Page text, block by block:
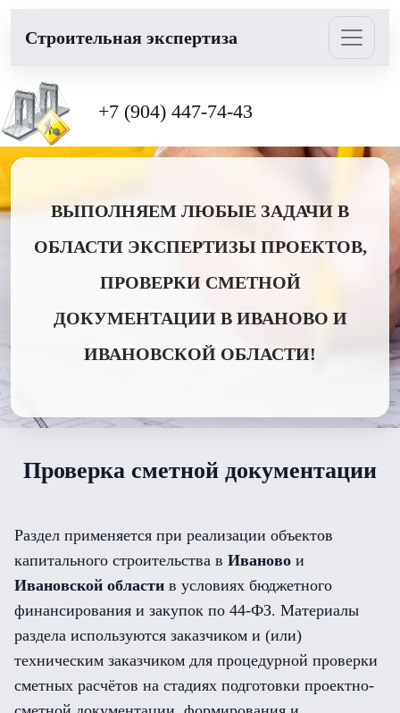
Cтроительная экспертиза
+7 (904) 447-74-43
ВЫПОЛНЯЕМ ЛЮБЫЕ ЗАДАЧИ В
ОБЛАСТИ ЭКСПЕРТИЗЫ ПРОЕКТОВ,
ПРОВЕРКИ СМЕТНОЙ
ДОКУМЕНТАЦИИ В ИВАНОВО И
ИВАНОВСКОЙ ОБЛАСТИ!
Проверка сметной документации
Раздел применяется при реализации объектов
капитального строительства в Иваново и
Ивановской области в условиях бюджетного
финансирования и закупок по 44-ФЗ. Материалы
раздела используются заказчиком и (или)
техническим заказчиком для процедурной проверки
сметных расчётов на стадиях подготовки проектно-